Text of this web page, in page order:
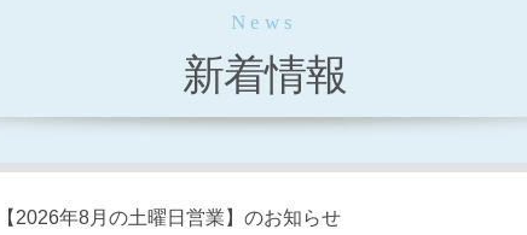
News
新着情報
【2026年8月の土曜日営業】のお知らせ